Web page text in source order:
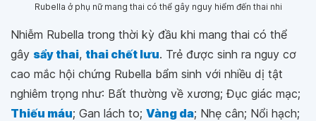
Rubella ở phụ nữ mang thai có thể gây nguy hiểm đến thai nhi
Nhiễm Rubella trong thời kỳ đầu khi mang thai có thể
gây sẩy thai, thai chết lưu. Trẻ được sinh ra nguy cơ
cao mắc hội chứng Rubella bẩm sinh với nhiều dị tật
nghiêm trọng như: Bất thường về xương; Đục giác mạc;
Thiếu máu; Gan lách to; Vàng da; Nhẹ cân; Nổi hạch;